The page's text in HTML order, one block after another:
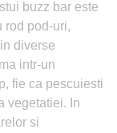
buzz bar este
rod pod-uri,
diverse
intr-un
fie ca pescuiesti
vegetatiei. In
si